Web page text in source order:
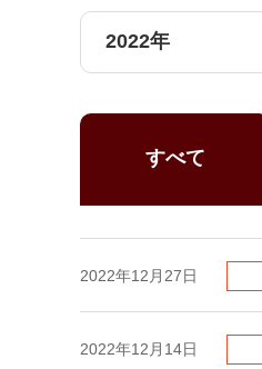
すべて
2022年12月27日
2022年12月14日